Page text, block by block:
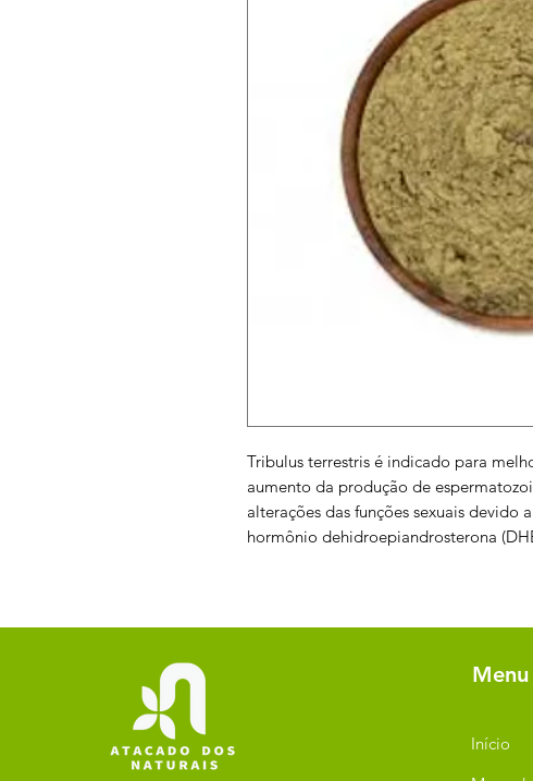
Tribulus terrestris é indicado para
aumento da produção de
alterações das funções sexuais devido
hormônio dehidroepiandrosterona
Menu
Início